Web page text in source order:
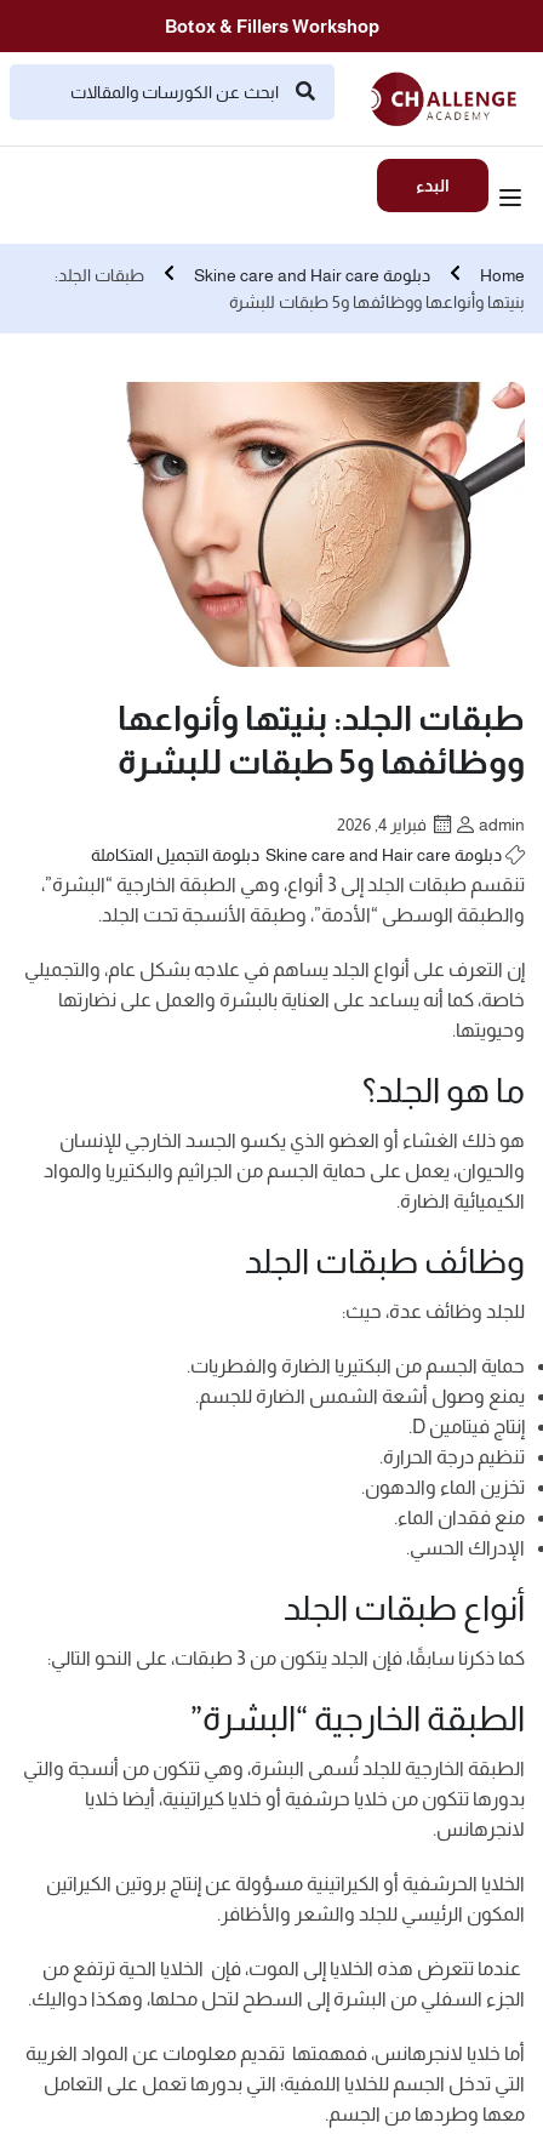
Botox & Fillers Workshop
البدء
Home دبلومة Skine care and Hair care
طبقات الجلد:
بنيتها وأنواعها ووظائفها و5 طبقات للبشرة
طبقات الجلد: بنيتها وأنواعها
ووظائفها و5 طبقات للبشرة
admin
فبراير 4, 2026
دبلومة Skine care and Hair care
دبلومة التجميل المتكاملة
تنقسم طبقات الجلد إلى 3 أنواع، وهي الطبقة الخارجية “البشرة”،
والطبقة الوسطى “الأدمة”، وطبقة الأنسجة تحت الجلد.
إن التعرف على أنواع الجلد يساهم في علاجه بشكل عام، والتجميلي
خاصة، كما أنه يساعد على العناية بالبشرة والعمل على نضارتها
وحيويتها.
ما هو الجلد؟
هو ذلك الغشاء أو العضو الذي يكسو الجسد الخارجي للإنسان
والحيوان، يعمل على حماية الجسم من الجراثيم والبكتيريا والمواد
الكيميائية الضارة.
وظائف طبقات الجلد
للجلد وظائف عدة، حيث:
حماية الجسم من البكتيريا الضارة والفطريات.
يمنع وصول أشعة الشمس الضارة للجسم.
إنتاج فيتامين D.
تنظيم درجة الحرارة.
تخزين الماء والدهون.
منع فقدان الماء.
الإدراك الحسي.
أنواع طبقات الجلد
كما ذكرنا سابقًا، فإن الجلد يتكون من 3 طبقات، على النحو التالي:
الطبقة الخارجية “البشرة”
الطبقة الخارجية للجلد تُسمى البشرة، وهي تتكون من أنسجة والتي
بدورها تتكون من خلايا حرشفية أو خلايا كيراتينية، أيضا خلايا
لانجرهانس.
الخلايا الحرشفية أو الكيراتينية مسؤولة عن إنتاج بروتين الكيراتين
المكون الرئيسي للجلد والشعر والأظافر.
عندما تتعرض هذه الخلايا إلى الموت، فإن الخلايا الحية ترتفع من
الجزء السفلي من البشرة إلى السطح لتحل محلها، وهكذا دواليك.
أما خلايا لانجرهانس، فمهمتها تقديم معلومات عن المواد الغريبة
التي تدخل الجسم للخلايا اللمفية؛ التي بدورها تعمل على التعامل
معها وطردها من الجسم.